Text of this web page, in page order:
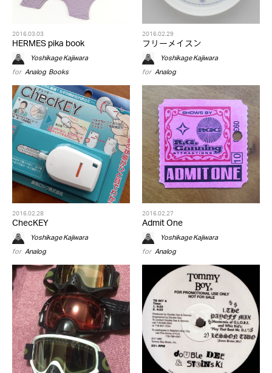
2016.03.03
HERMES pika book
Yoshikage Kajiwara
for Analog,Books
2016.02.29
フリーメイスン
Yoshikage Kajiwara
for Analog
2016.02.28
ChecKEY
Yoshikage Kajiwara
for Analog
2016.02.27
Admit One
Yoshikage Kajiwara
for Analog